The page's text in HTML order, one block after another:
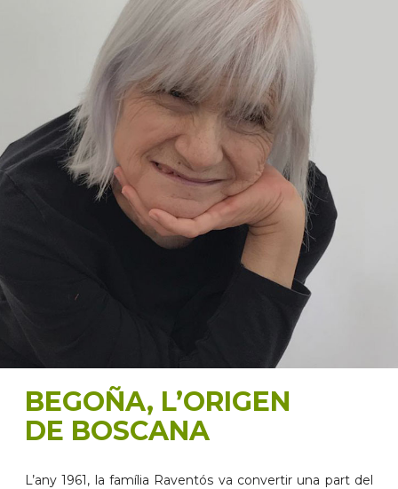
BEGOÑA, L’ORIGEN
DE BOSCANA
L’any 1961, la família Raventós va convertir una part del